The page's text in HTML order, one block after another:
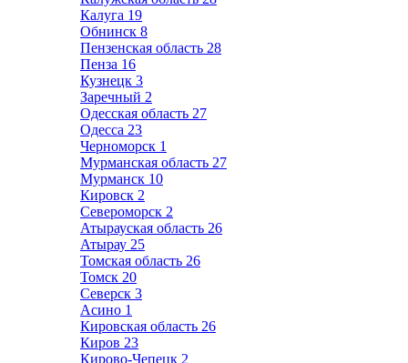
Калуга 19
Обнинск 8
Пензенская область 28
Пенза 16
Кузнецк 3
Заречный 2
Одесская область 27
Одесса 23
Черноморск 1
Мурманская область 27
Мурманск 10
Кировск 2
Североморск 2
Атырауская область 26
Атырау 25
Томская область 26
Томск 20
Северск 3
Асино 1
Кировская область 26
Киров 23
Кирово-Чепецк 2